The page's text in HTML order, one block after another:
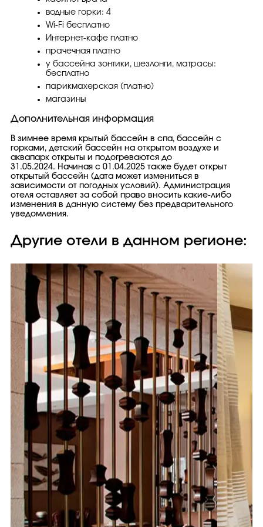
водные горки: 4
Wi-Fi бесплатно
Интернет-кафе платно
прачечная платно
у бассейна зонтики, шезлонги, матрасы:
бесплатно
парикмахерская (платно)
магазины
Дополнительная информация
В зимнее время крытый бассейн в спа, бассейн с
горками, детский бассейн на открытом воздухе и
аквапарк открыты и подогреваются до
31.05.2024. Начиная с 01.04.2025 также будет открыт
открытый бассейн (дата может измениться в
зависимости от погодных условий). Администрация
отеля оставляет за собой право вносить какие-либо
изменения в данную систему без предварительного
уведомления.
Другие отели в данном регионе: